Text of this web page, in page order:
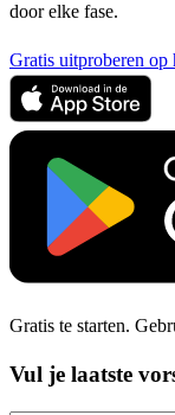
door elke fase.
Gratis uitproberen op
Gratis te starten.
Vul je laatste